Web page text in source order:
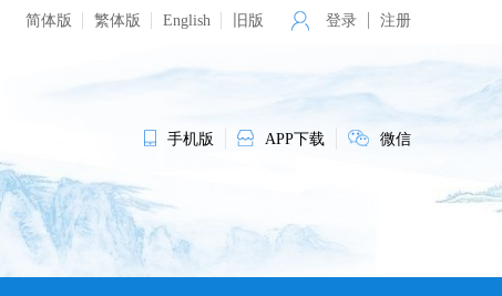
简体版 繁体版 English 旧版 登录 注册
手机版 APP下载 微信